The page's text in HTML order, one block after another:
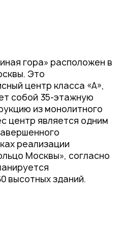
гора» расположен в
Это
центр класса «А»,
собой 35-этажную
из монолитного
центр является одним
реализации
Москвы», согласно
высотных зданий.